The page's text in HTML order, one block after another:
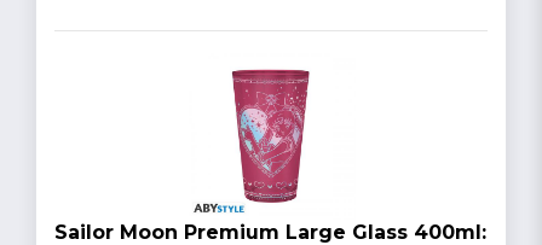
Sailor Moon Premium Large Glass 400ml: